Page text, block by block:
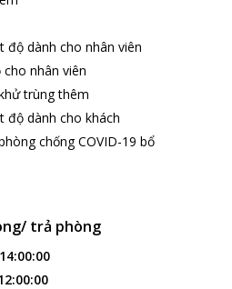
độ dành cho nhân viên
nhân viên
trùng thêm
độ dành cho khách
chống COVID-19 bổ
trả phòng
14:00:00